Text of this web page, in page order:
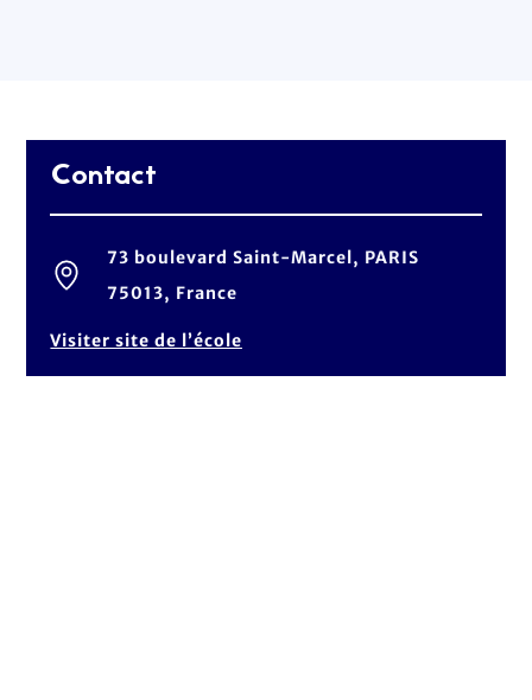
Contact
73 boulevard Saint-Marcel, PARIS
75013, France
Visiter site de l’école